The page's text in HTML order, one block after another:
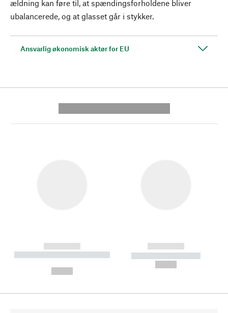
ældning kan føre til, at spændingsforholdene bliver
ubalancerede, og at glasset går i stykker.
Ansvarlig økonomisk aktør for EU
------------
----------- ----------- --------
------------
----------- -----------